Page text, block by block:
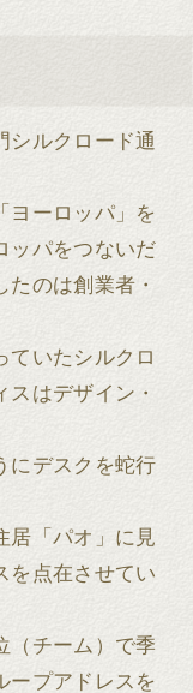
シルクロード通
ヨーロッパ」を
ッパをつないだ
たのは創業者・
ていたシルクロ
はデザイン・
にデスクを蛇行
居「パオ」に見
を点在させてい
（チーム）で季
ープアドレスを